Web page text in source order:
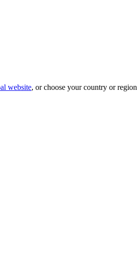
website, or choose your country or